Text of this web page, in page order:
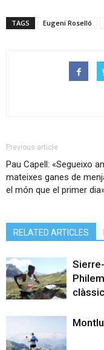
TAGS Eugeni Roselló
Previous article
Pau Capell: «Segueixo
mateixes ganes de
el món que el primer
RELATED ARTICLES